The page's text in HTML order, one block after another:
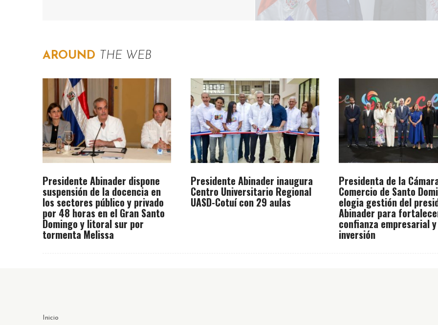
AROUND THE WEB
Presidente Abinader dispone
suspensión de la docencia en
los sectores público y privado
por 48 horas en el Gran Santo
Domingo y litoral sur por
tormenta Melissa
Presidente Abinader inaugura
Centro Universitario Regional
UASD-Cotuí con 29 aulas
Presidenta de la
Comercio de Santo
elogia gestión del
Abinader para
confianza empresarial
inversión
Inicio